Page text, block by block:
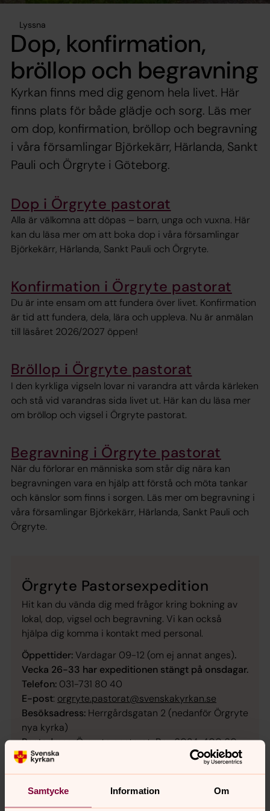
Samtycke Information Om
Lyssna
Dop, konfirmation,
bröllop och begravning
Kyrkan finns med dig genom hela livet. Här
finns plats för både glädje och sorg. Läs mer
om dop, konfirmation, bröllop och begravning
i våra församlingar Björkekärr, Härlanda, Sankt
Pauli och Örgryte i Göteborg.
Dop i Örgryte pastorat
Alla är välkomna att döpas – barn, unga och vuxna. Här
kan du läsa mer om att boka dop i våra församlingar
Björkekärr, Härlanda, Sankt Pauli och Örgryte.
Konfirmation i Örgryte pastorat
Du är inte ensam om att fundera över livet. Konfirmation
är tid att fundera, dela, lära och uppleva. Nu är anmälan
till läsåret 2026/2027 öppen!
Bröllop i Örgryte pastorat
I den kyrkliga vigseln lovar ni varandra att vårda kärleken
och stå vid varandras sida livet ut. Här kan du läsa mer
om bröllop och vigsel i Örgryte pastorat.
Begravning i Örgryte pastorat
När du förlorar en människa som står dig nära kan
begravningen vara en hjälp att förstå och möta tankar
och känslor som finns i sorgen. Läs mer om begravning i
våra församlingar Björkekärr, Härlanda, Sankt Pauli och
Örgryte.
Örgryte Pastorsexpedition
Hit kan du vända dig med frågor kring bokning av
lokal, dop, vigsel och begravning. Vi kan också
hjälpa dig komma i kontakt med personal.
Öppettider: Vardagar 09-12 (om ej annat anges).
Vecka 26-33 har expeditionen stängt på onsdagar.
Telefon: 031-731 80 40
E-post: orgryte.pastorat@svenskakyrkan.se
Besöksadress: Herrgårdsgatan 2 (nedanför Örgryte
nya kyrka)
Postadress:Örgryte pastorat, Box 6034, 400 60
Göteborg